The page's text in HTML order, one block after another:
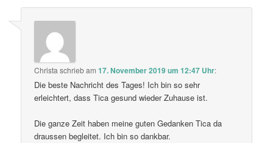
Christa schriebam17. November 2019 um 12:47 Uhr:
Die beste Nachricht des Tages! Ich bin so sehr
erleichtert, dass Tica gesund wieder Zuhause ist.
Die ganze Zeit haben meine guten Gedanken Tica da
draussen begleitet. Ich bin so dankbar.